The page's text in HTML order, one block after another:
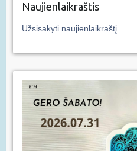
Naujienlaikraštis
Užsisakyti naujienlaikraštį